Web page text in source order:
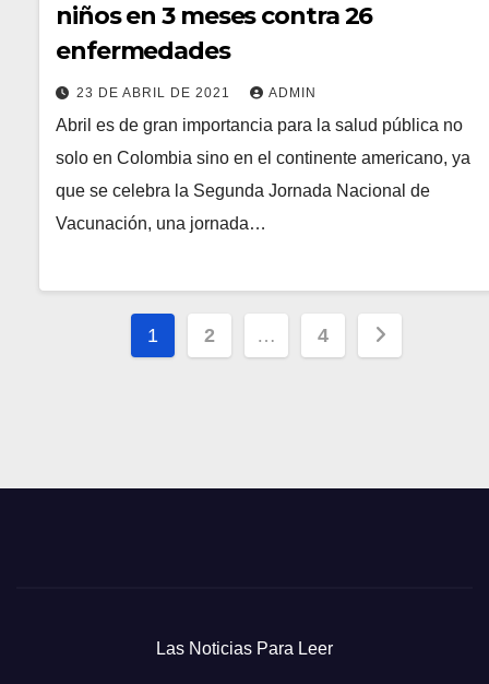
niños en 3 meses contra 26
enfermedades
23 DE ABRIL DE 2021 ADMIN
Abril es de gran importancia para la salud pública no
solo en Colombia sino en el continente americano, ya
que se celebra la Segunda Jornada Nacional de
Vacunación, una jornada…
Paginación
1 2 … 4
Las Noticias Para Leer